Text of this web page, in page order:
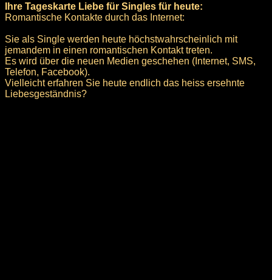
Ihre Tageskarte Liebe für Singles für heute:
Romantische Kontakte durch das Internet:
Sie als Single werden heute höchstwahrscheinlich mit
jemandem in einen romantischen Kontakt treten.
Es wird über die neuen Medien geschehen (Internet, SMS,
Telefon, Facebook).
Vielleicht erfahren Sie heute endlich das heiss ersehnte
Liebesgeständnis?